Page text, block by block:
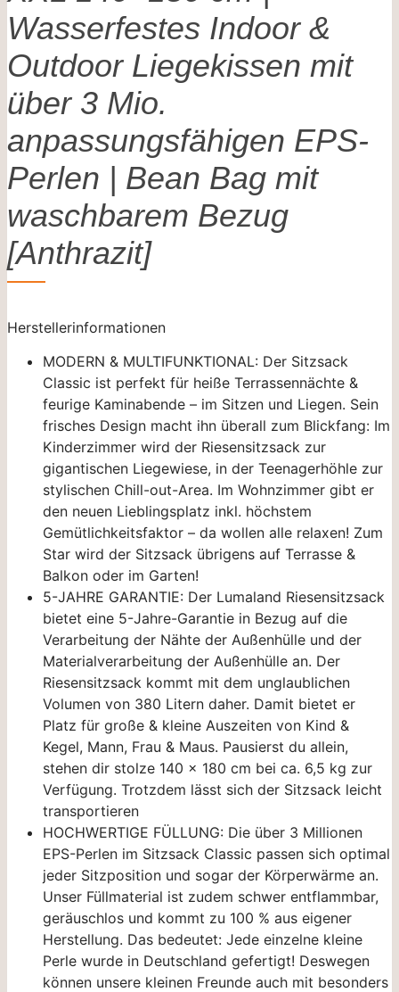
Wasserfestes Indoor &
Outdoor Liegekissen mit
über 3 Mio.
anpassungsfähigen EPS-
Perlen | Bean Bag mit
waschbarem Bezug
[Anthrazit]
Herstellerinformationen
MODERN & MULTIFUNKTIONAL: Der Sitzsack
Classic ist perfekt für heiße Terrassennächte &
feurige Kaminabende – im Sitzen und Liegen. Sein
frisches Design macht ihn überall zum Blickfang: Im
Kinderzimmer wird der Riesensitzsack zur
gigantischen Liegewiese, in der Teenagerhöhle zur
stylischen Chill-out-Area. Im Wohnzimmer gibt er
den neuen Lieblingsplatz inkl. höchstem
Gemütlichkeitsfaktor – da wollen alle relaxen! Zum
Star wird der Sitzsack übrigens auf Terrasse &
Balkon oder im Garten!
5-JAHRE GARANTIE: Der Lumaland Riesensitzsack
bietet eine 5-Jahre-Garantie in Bezug auf die
Verarbeitung der Nähte der Außenhülle und der
Materialverarbeitung der Außenhülle an. Der
Riesensitzsack kommt mit dem unglaublichen
Volumen von 380 Litern daher. Damit bietet er
Platz für große & kleine Auszeiten von Kind &
Kegel, Mann, Frau & Maus. Pausierst du allein,
stehen dir stolze 140 x 180 cm bei ca. 6,5 kg zur
Verfügung. Trotzdem lässt sich der Sitzsack leicht
transportieren
HOCHWERTIGE FÜLLUNG: Die über 3 Millionen
EPS-Perlen im Sitzsack Classic passen sich optimal
jeder Sitzposition und sogar der Körperwärme an.
Unser Füllmaterial ist zudem schwer entflammbar,
geräuschlos und kommt zu 100 % aus eigener
Herstellung. Das bedeutet: Jede einzelne kleine
Perle wurde in Deutschland gefertigt! Deswegen
können unsere kleinen Freunde auch mit besonders